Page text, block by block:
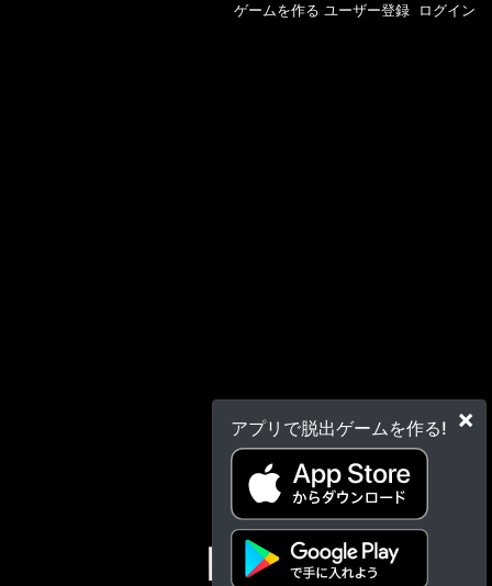
×
アプリで脱出ゲームを作る!
ゲームを作る ユーザー登録 ログイン